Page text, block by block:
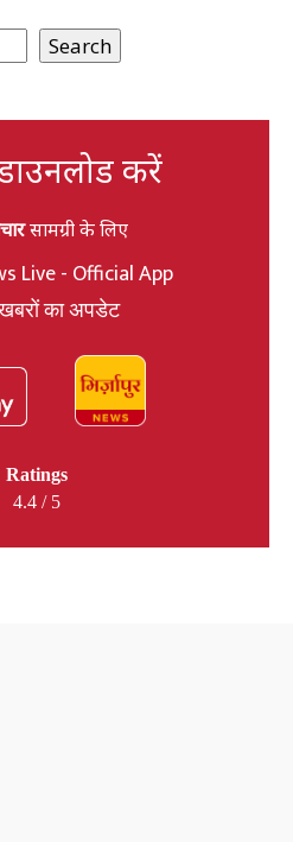
Search
करें
सामग्री के लिए
Live - Official App
का अपडेट
Ratings
4.4 / 5